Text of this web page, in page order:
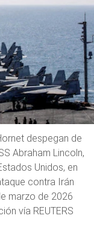
despegan de
Abraham Lincoln,
Unidos, en
contra Irán
marzo de 2026
vía REUTERS